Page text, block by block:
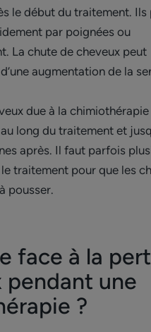
le début du traitement. Ils
par poignées ou
La chute de cheveux peut
augmentation de la
due à la chimiothérapie
long du traitement et
après. Il faut parfois
traitement pour que les
pousser.
face à la
pendant une
?